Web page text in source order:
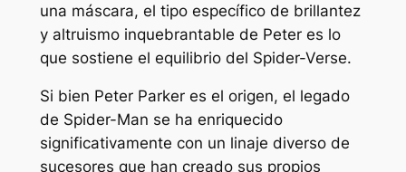
una máscara, el tipo específico de brillantez
y altruismo inquebrantable de Peter es lo
que sostiene el equilibrio del Spider-Verse.
Si bien Peter Parker es el origen, el legado
de Spider-Man se ha enriquecido
significativamente con un linaje diverso de
sucesores que han creado sus propios